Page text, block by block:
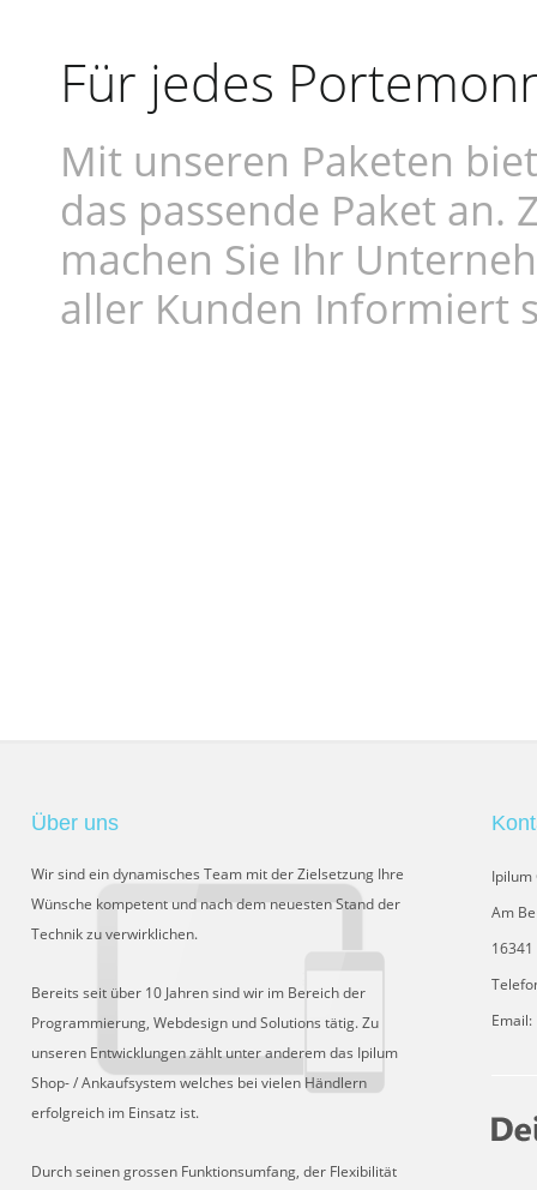
Für jedes
Mit unseren Paketen
das passende Paket an.
machen Sie Ihr
aller Kunden Informiert
Über uns
Wir sind ein dynamisches Team mit der Zielsetzung Ihre
Wünsche kompetent und nach dem neuesten Stand der
Technik zu verwirklichen.
Bereits seit über 10 Jahren sind wir im Bereich der
Programmierung, Webdesign und Solutions tätig. Zu
unseren Entwicklungen zählt unter anderem das Ipilum
Shop- / Ankaufsystem welches bei vielen Händlern
erfolgreich im Einsatz ist.
Durch seinen grossen Funktionsumfang, der Flexibilität
Ipilum
Am